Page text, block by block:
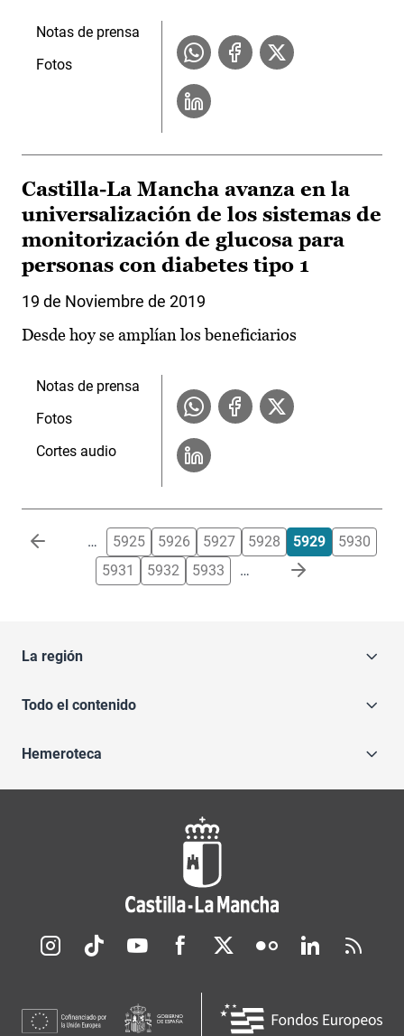
Notas de prensa
Fotos
Castilla-La Mancha avanza en la
universalización de los sistemas de
monitorización de glucosa para
personas con diabetes tipo 1
19 de Noviembre de 2019
Desde hoy se amplían los beneficiarios
Notas de prensa
Fotos
Cortes audio
Paginación … 5925 5926 5927 5928 5929
5930
5931
5932 5933 …
La región
Todo el contenido
Hemeroteca
Redes sociales JCCM